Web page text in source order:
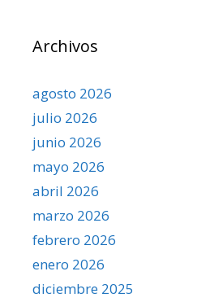
Archivos
agosto 2026
julio 2026
junio 2026
mayo 2026
abril 2026
marzo 2026
febrero 2026
enero 2026
diciembre 2025